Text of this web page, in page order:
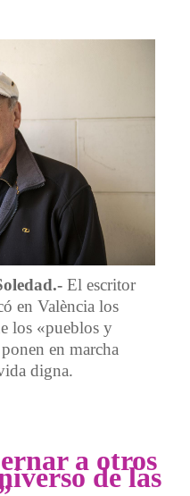
El escritor
en València los
los «pueblos y
en marcha
digna.
a otros
de las